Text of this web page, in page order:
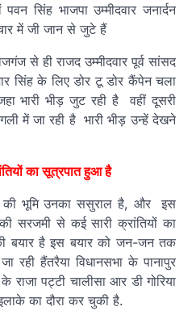
सिंह भाजपा उम्मीदवार जनार्दन
में जी जान से जुटे हैं
से ही राजद उम्मीदवार पूर्व सांसद
सिंह के लिए डोर टू डोर कैंपेन चला
भारी भीड़ जुट रही है वहीं दूसरी
में जा रही है भारी भीड़ उन्हें देखने
का सूत्रपात हुआ है
की भूमि उनका ससुराल है, और इस
सरजमी से कई सारी क्रांतियों का
बयार है इस बयार को जन-जन तक
रही हैंतरैया विधानसभा के पानापुर
राजा पट्टी चालीसा आर डी गोरिया
का दौरा कर चुकी है.